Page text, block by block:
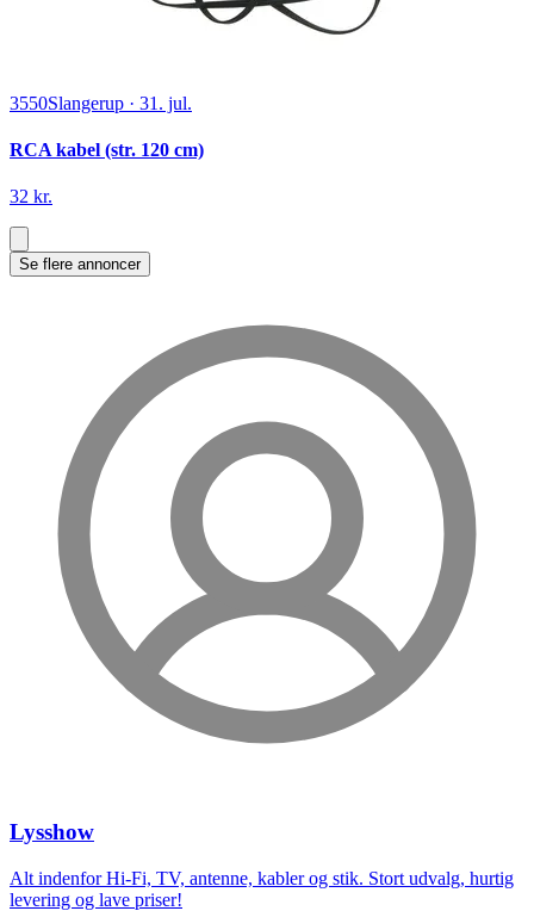
3550Slangerup · 31. jul.
RCA kabel (str. 120 cm)
32 kr.
Se flere annoncer
Lysshow
Alt indenfor Hi-Fi, TV, antenne, kabler og stik. Stort udvalg, hurtig
levering og lave priser!